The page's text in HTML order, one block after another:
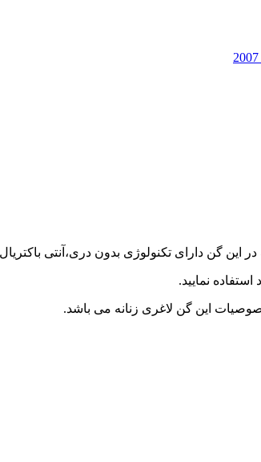
گن دارای تکنولوژی بدون دری،آنتی
نمایید.
این گن لاغری زنانه می باشد.